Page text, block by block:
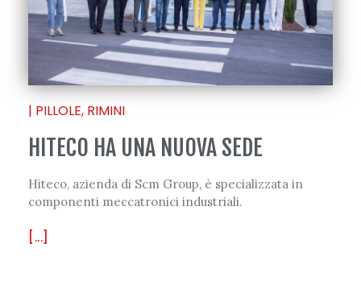
| PILLOLE, RIMINI
HITECO HA UNA NUOVA SEDE
Hiteco, azienda di Scm Group, è specializzata in
componenti meccatronici industriali.
[...]